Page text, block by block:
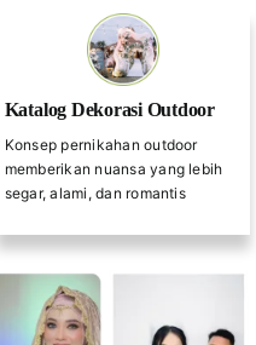
Katalog Dekorasi Outdoor
Konsep pernikahan outdoor
memberikan nuansa yang lebih
segar, alami, dan romantis